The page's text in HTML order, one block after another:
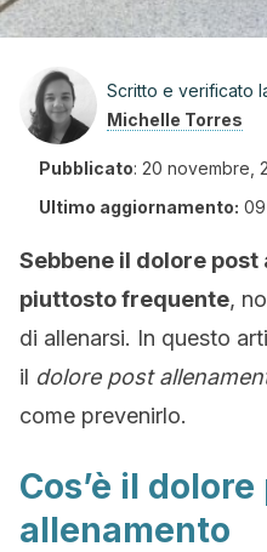
Scritto e verificato
Michelle Torres
Pubblicato: 20 novembre,
Ultimo aggiornamento:
Sebbene il dolore post
piuttosto frequente,
di allenarsi. In questo
il dolore post
come prevenirlo.
Cos’è il
allenamento